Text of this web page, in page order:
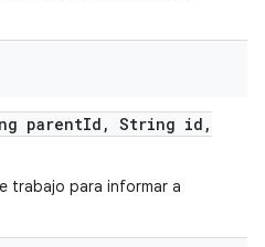
parentId , String id ,
trabajo para informar a